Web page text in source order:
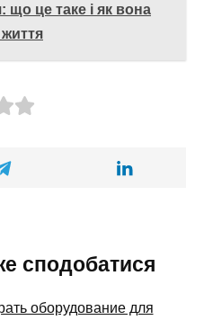
що це таке і як вона
сподобатися